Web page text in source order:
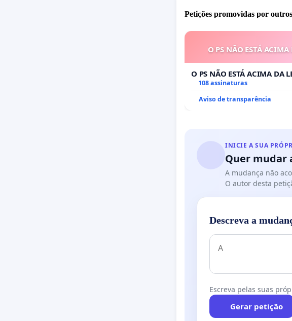
Petições promovidas por
O PS NÃO ESTÁ ACIMA
O PS NÃO ESTÁ ACIMA DA
108 assinaturas
Aviso de transparência
INICIE A SUA
Quer mudar
A mudança não
O autor desta
Descreva a
Escreva pelas suas
Gerar petição